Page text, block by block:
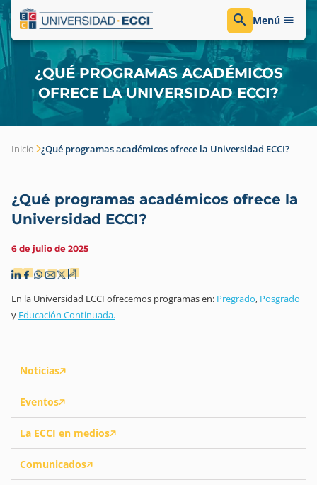
Menú
¿QUÉ PROGRAMAS ACADÉMICOS
OFRECE LA UNIVERSIDAD ECCI?
Inicio ¿Qué programas académicos ofrece la Universidad ECCI?
Noticias
Eventos
La ECCI en medios
Comunicados
¿Qué programas académicos ofrece la
Universidad ECCI?
6 de julio de 2025
En la Universidad ECCI ofrecemos programas en: Pregrado, Posgrado
y Educación Continuada.